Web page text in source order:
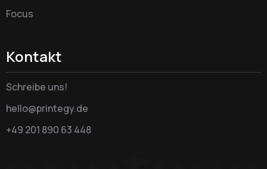
Focus
Kontakt
Schreibe uns!
hello@printegy.de
+49 201 890 63 448